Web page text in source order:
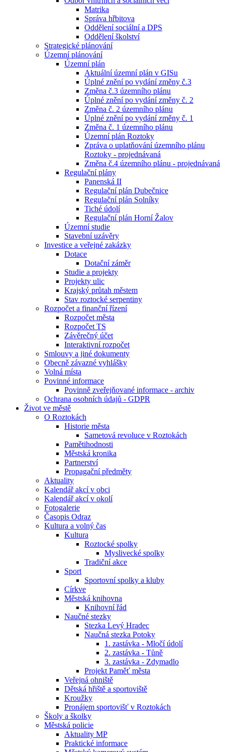
Matrika
Správa hřbitova
Oddělení sociální a DPS
Oddělení školství
Strategické plánování
Územní plánování
Územní plán
Aktuální územní plán v GISu
Úplné znění po vydání změny č.3
Změna č.3 územního plánu
Úplné znění po vydání změny č. 2
Změna č. 2 územního plánu
Úplné znění po vydání změny č. 1
Změna č. 1 územního plánu
Územní plán Roztoky
Zpráva o uplatňování územního plánu
Roztoky - projednávaná
Změna č.4 územního plánu - projednávaná
Regulační plány
Panenská II
Regulační plán Dubečnice
Regulační plán Solníky
Tiché údolí
Regulační plán Horní Žalov
Územní studie
Stavební uzávěry
Investice a veřejné zakázky
Dotace
Dotační záměr
Studie a projekty
Projekty ulic
Krajský průtah městem
Stav roztocké serpentiny
Rozpočet a finanční řízení
Rozpočet města
Rozpočet TS
Závěrečný účet
Interaktivní rozpočet
Smlouvy a jiné dokumenty
Obecně závazné vyhlášky
Volná místa
Povinné informace
Povinně zveřejňované informace - archiv
Ochrana osobních údajů - GDPR
Život ve městě
O Roztokách
Historie města
Sametová revoluce v Roztokách
Pamětihodnosti
Městská kronika
Partnerství
Propagační předměty
Aktuality
Kalendář akcí v obci
Kalendář akcí v okolí
Fotogalerie
Časopis Odraz
Kultura a volný čas
Kultura
Roztocké spolky
Myslivecké spolky
Tradiční akce
Sport
Sportovní spolky a kluby
Církve
Městská knihovna
Knihovní řád
Naučné stezky
Stezka Levý Hradec
Naučná stezka Potoky
1. zastávka - Mločí údolí
2. zastávka - Tůně
3. zastávka - Zdymadlo
Projekt Paměť města
Veřejná ohniště
Dětská hřiště a sportoviště
Kroužky
Pronájem sportovišť v Roztokách
Školy a školky
Městská policie
Aktuality MP
Praktické informace